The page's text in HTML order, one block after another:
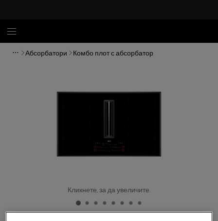
Абсорбатори Комбо плот с абсорбатор
Кликнете, за да увеличите.